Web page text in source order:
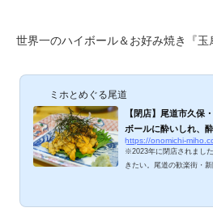
世界一のハイボール＆お好み焼き『玉
ミホとめぐる尾道
【閉店】尾道市久保
ボールに酔いしれ、
https://onomichi-
※2023年に閉店されまし
きたい。尾道の歓楽街・
ますね。 玉扇のメニュー